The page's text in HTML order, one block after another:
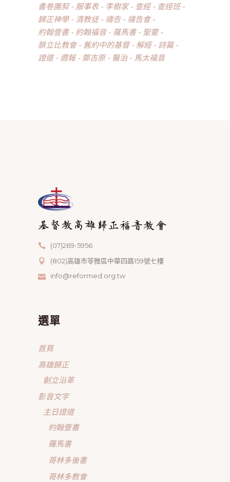
書卷團契
服事表 李樹家 查經
查經班
歸正神學
清教徒 禱告
禱告會
約翰壹書
約翰福音 羅馬書
聖靈
腓立比教會
舊約中的基督 解經
詩篇
證道
週報 鄭吉原 醫治 馬太福音
(07)269-5956
(802)高雄市苓雅區中華四路159號七樓
info@reformed.org.tw
選單
首頁
高雄歸正
創立沿革
影音文字
主日證道
約翰壹書
羅馬書
哥林多後書
哥林多教會